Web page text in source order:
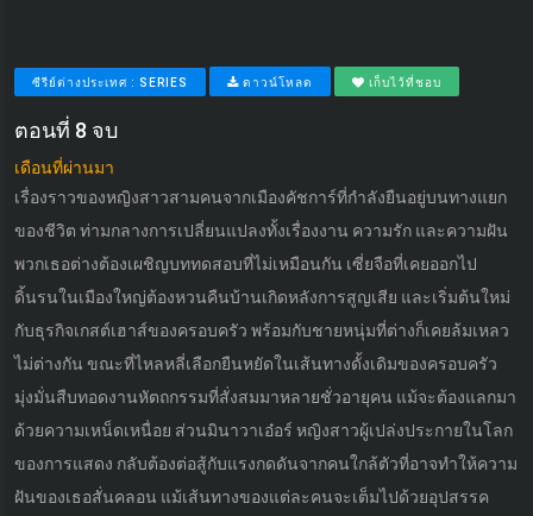
ซีรีย์ต่างประเทศ : SERIES ดาวน์โหลด เก็บไว้ที่ชอบ
ตอนที่ 8 จบ
เดือนที่ผ่านมา
เรื่องราวของหญิงสาวสามคนจากเมืองคัชการ์ที่กำลังยืนอยู่บนทางแยก
ของชีวิต ท่ามกลางการเปลี่ยนแปลงทั้งเรื่องงาน ความรัก และความฝัน
พวกเธอต่างต้องเผชิญบททดสอบที่ไม่เหมือนกัน เซี่ยจือที่เคยออกไป
ดิ้นรนในเมืองใหญ่ต้องหวนคืนบ้านเกิดหลังการสูญเสีย และเริ่มต้นใหม่
กับธุรกิจเกสต์เฮาส์ของครอบครัว พร้อมกับชายหนุ่มที่ต่างก็เคยล้มเหลว
ไม่ต่างกัน ขณะที่ไหลหลี่เลือกยืนหยัดในเส้นทางดั้งเดิมของครอบครัว
มุ่งมั่นสืบทอดงานหัตถกรรมที่สั่งสมมาหลายชั่วอายุคน แม้จะต้องแลกมา
ด้วยความเหน็ดเหนื่อย ส่วนมินาวาเอ๋อร์ หญิงสาวผู้เปล่งประกายในโลก
ของการแสดง กลับต้องต่อสู้กับแรงกดดันจากคนใกล้ตัวที่อาจทำให้ความ
ฝันของเธอสั่นคลอน แม้เส้นทางของแต่ละคนจะเต็มไปด้วยอุปสรรค